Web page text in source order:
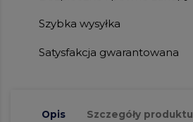
Szybka wysyłka
Satysfakcja gwarantowana
Opis Szczegóły produktu